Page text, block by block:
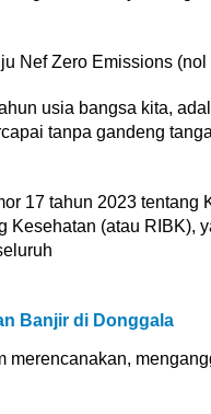
Nef Zero Emissions (nol
usia bangsa kita,
tanpa gandeng
17 tahun 2023 tentang
(atau RIBK),
Banjir di Donggala
merencanakan,